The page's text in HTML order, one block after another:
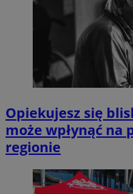
Opiekujesz się
może wpłynąć na
regionie